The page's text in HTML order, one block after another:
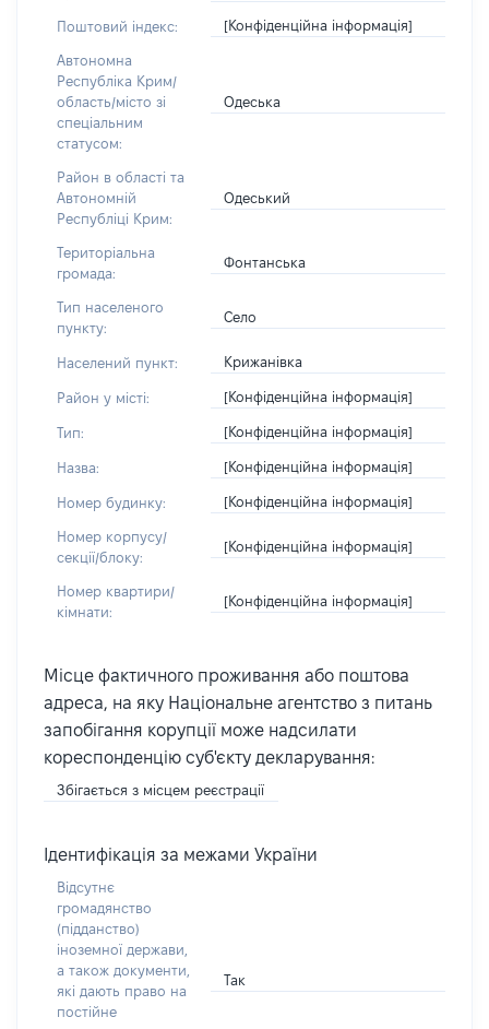
Поштовий індекс: [Конфіденційна інформація]
Автономна
Республіка Крим/
область/місто зі
спеціальним
статусом:
Одеська
Район в області та
Автономній
Республіці Крим:
Одеський
Територіальна
громада:
Фонтанська
Тип населеного
пункту:
Село
Населений пункт: Крижанівка
Район у місті: [Конфіденційна інформація]
Тип: [Конфіденційна інформація]
Назва: [Конфіденційна інформація]
Номер будинку: [Конфіденційна інформація]
Номер корпусу/
секції/блоку:
[Конфіденційна інформація]
Номер квартири/
кімнати:
[Конфіденційна інформація]
Місце фактичного проживання або поштова
адреса, на яку Національне агентство з питань
запобігання корупції може надсилати
кореспонденцію суб'єкту декларування:
Збігається з місцем реєстрації
Ідентифікація за межами України
Відсутнє
громадянство
(підданство)
іноземної держави,
а також документи,
які дають право на
постійне
Так